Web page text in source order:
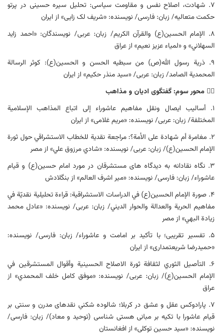
۷. شهادت، اصلاح نفس و مقاومت سیاسی: تحلیل سیره حسینی در پرتو
حکمت متعالیه/ زبان: فارسی/ نویسنده: «شریف لک زایی» از ایران
۸. الإمام الحسين(ع) والقرآن الكريم/ زبان: عربی/ نویسندگان: «احمد زايد
السهلاني» و «لمياء عزيز نعيم» از عراق
۹. ذریة رسول الله(ص) من سبطیه الحسن و الحسین(ع): کوثر الرسالة
المحمدیة الصامد/ زبان: عربی/ «سید منذر حکیم» از ایران
۳️⃣ محور سوم: گفتگوی ادیان و مذاهب
۱. أسالیب ایصال ونقل مفاهیم عاشوراء إلى اتباع المذاهب الإسلامية
المختلفة/ زبان: عربی/ نویسنده: «مریم غلامی» از ایران
۲. مغامرة ‌أم ‌شهادة ‌على ‌الأمة؟: ‌مراجعة ‌نقدية ‌للخطاب ‌الاستشراقي ‌حول ‌ثورة
‌الإمام ‌الحسين(ع)/ زبان: عربی/ نویسنده: «شادي مرزوق علي» از مصر
۳. نگاه نقادانه به دیدگاه های مستشرقان در مورد امام حسین(ع) و قیام
عاشوراء/ زبان: فارسی/ نویسنده: «میر اشرف العالم» از بنگلادش
۴. صورة الإمام الحسين(ع) في الدراسات الاستشراقية: قراءة تحليلية نقديّة في
مفاهيم الحرية والعدالة والحوار الديني/ زبان: عربی/ نویسنده: «عادل محمد
زیادة البهي» از مصر
۵. تفسیر تقریبی؛ با تأکید بر امامت و عاشوراء/ زبان: فارسی/ نویسنده:
«حمیدرضا شریعتمداری» از ایران
۶. التأصيل الثوري لثقافة ثورة الاصلاح الحسينية وأقوال المستشرقين في
الإمام الحسين(ع)/ زبان: عربی/ نویسنده: «موفق كامل خلف المحمدي» از
عراق
۷. پارادوکس عقل و عشق در کربلا؛ شالوده ‏شکنیِ نقدهای مدرن و سنتی بر
قیام عاشورا با تکیه بر مبانی هستی‏ شناسی (توحید و معاد)/ زبان: فارسی/
نویسنده: «سید حسین توکلی» از افغانستان